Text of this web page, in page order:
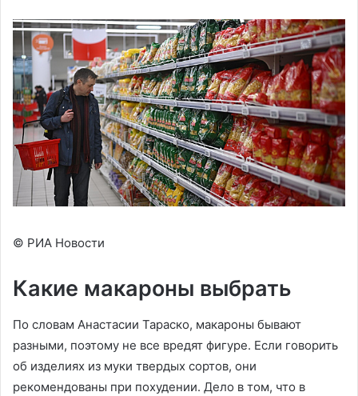
© РИА Новости
Какие макароны выбрать
По словам Анастасии Тараско, макароны бывают
разными, поэтому не все вредят фигуре. Если говорить
об изделиях из муки твердых сортов, они
рекомендованы при похудении. Дело в том, что в